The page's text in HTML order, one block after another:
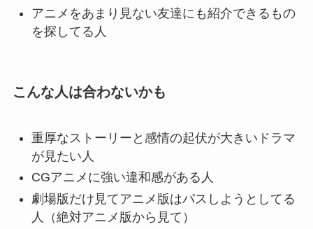
アニメをあまり見ない友達にも紹介できるもの
を探してる人
こんな人は合わないかも
重厚なストーリーと感情の起伏が大きいドラマ
が見たい人
CGアニメに強い違和感がある人
劇場版だけ見てアニメ版はパスしようとしてる
人（絶対アニメ版から見て）